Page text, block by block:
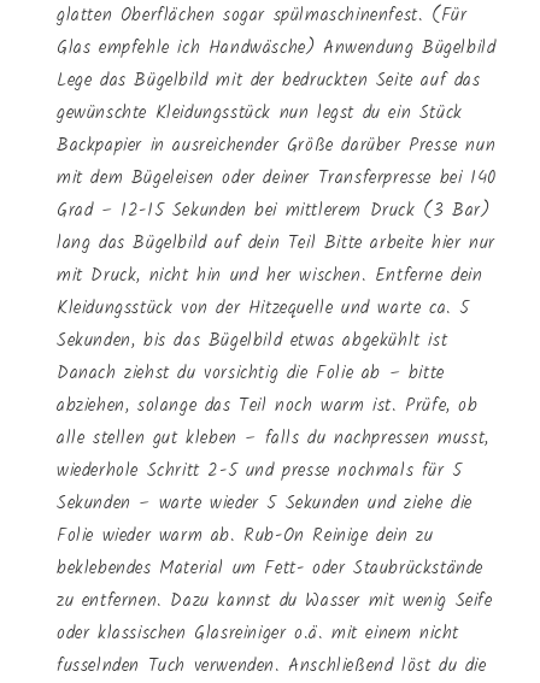
glatten Oberflächen sogar spülmaschinenfest. (Für
Glas empfehle ich Handwäsche) Anwendung Bügelbild
Lege das Bügelbild mit der bedruckten Seite auf das
gewünschte Kleidungsstück nun legst du ein Stück
Backpapier in ausreichender Größe darüber Presse nun
mit dem Bügeleisen oder deiner Transferpresse bei 140
Grad – 12-15 Sekunden bei mittlerem Druck (3 Bar)
lang das Bügelbild auf dein Teil Bitte arbeite hier nur
mit Druck, nicht hin und her wischen. Entferne dein
Kleidungsstück von der Hitzequelle und warte ca. 5
Sekunden, bis das Bügelbild etwas abgekühlt ist
Danach ziehst du vorsichtig die Folie ab – bitte
abziehen, solange das Teil noch warm ist. Prüfe, ob
alle stellen gut kleben – falls du nachpressen musst,
wiederhole Schritt 2-5 und presse nochmals für 5
Sekunden – warte wieder 5 Sekunden und ziehe die
Folie wieder warm ab. Rub-On Reinige dein zu
beklebendes Material um Fett- oder Staubrückstände
zu entfernen. Dazu kannst du Wasser mit wenig Seife
oder klassischen Glasreiniger o.ä. mit einem nicht
fusselnden Tuch verwenden. Anschließend löst du die